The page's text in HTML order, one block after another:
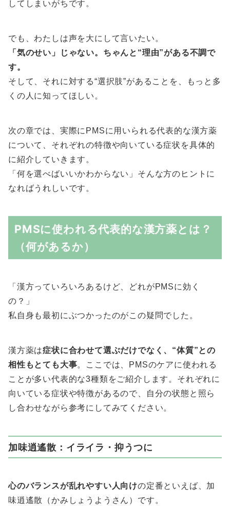
してしまいがちです。
でも、わたしは声を大にして言いたい。
「気のせい」じゃない。ちゃんと“理由”がある不調で
す。
そして、それに対する“選択肢”があることを、もっと多
くの人に知ってほしい。
次の章では、実際にPMSに用いられる代表的な漢方薬
について、それぞれの特徴や向いている症状を具体的
に紹介していきます。
「何を選べばいいかわからない」そんな方のヒントに
なればうれしいです。
PMSに使われる代表的な漢方薬とは？
（何があるか）
「漢方っていろいろあるけど、どれがPMSに効く
の？」
私自身も最初にぶつかったのがこの疑問でした。
漢方薬は症状に合わせて選ぶだけでなく、“体質”との
相性もとても大事。ここでは、PMSのケアに使われる
ことが多い代表的な3種類をご紹介します。それぞれに
向いている症状や特徴があるので、自分の状態と照ら
し合わせながら参考にしてみてください。
加味逍遙散：イライラ・抑うつに
心のバランスが乱れやすい人向けの定番といえば、加
味逍遙散（かみしょうようさん）です。